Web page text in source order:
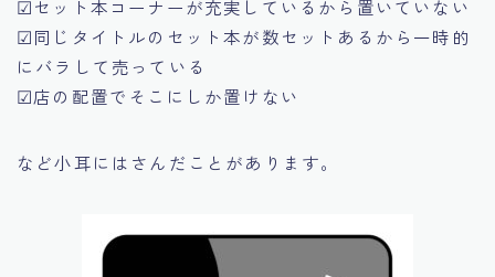
☑セット本コーナーが充実しているから置いていない
☑同じタイトルのセット本が数セットあるから一時的
にバラして売っている
☑店の配置でそこにしか置けない
など小耳にはさんだことがあります。